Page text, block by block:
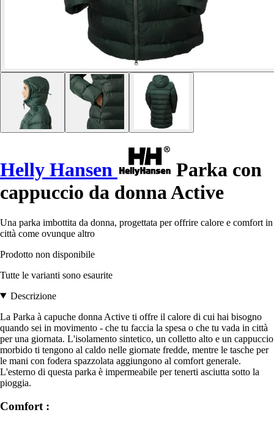
Helly Hansen
Parka con
cappuccio da donna Active
Una parka imbottita da donna, progettata per offrire calore e comfort in
città come ovunque altro
Prodotto non disponibile
Tutte le varianti sono esaurite
Descrizione
La Parka à capuche donna Active ti offre il calore di cui hai bisogno
quando sei in movimento - che tu faccia la spesa o che tu vada in città
per una giornata. L'isolamento sintetico, un colletto alto e un cappuccio
morbido ti tengono al caldo nelle giornate fredde, mentre le tasche per
le mani con fodera spazzolata aggiungono al comfort generale.
L'esterno di questa parka è impermeabile per tenerti asciutta sotto la
pioggia.
Comfort :